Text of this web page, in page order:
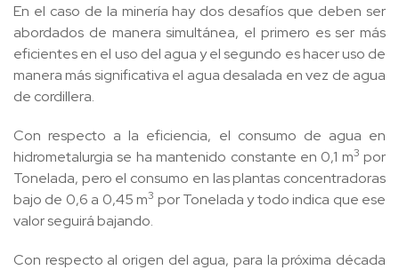
En el caso de la minería hay dos desafíos que deben ser
abordados de manera simultánea, el primero es ser más
eficientes en el uso del agua y el segundo es hacer uso de
manera más significativa el agua desalada en vez de agua
de cordillera.
Con respecto a la eficiencia, el consumo de agua en
hidrometalurgia se ha mantenido constante en 0,1 m3 por
Tonelada, pero el consumo en las plantas concentradoras
bajo de 0,6 a 0,45 m3 por Tonelada y todo indica que ese
valor seguirá bajando.
Con respecto al origen del agua, para la próxima década